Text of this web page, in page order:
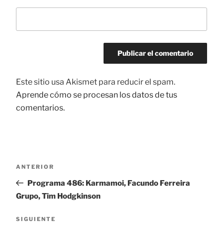
Este sitio usa Akismet para reducir el spam.
Aprende cómo se procesan los datos de tus
comentarios.
entradas
Entrada
anterior:
ANTERIOR
Programa 486: Karmamoi, Facundo Ferreira
Grupo, Tim Hodgkinson
Siguiente
SIGUIENTE